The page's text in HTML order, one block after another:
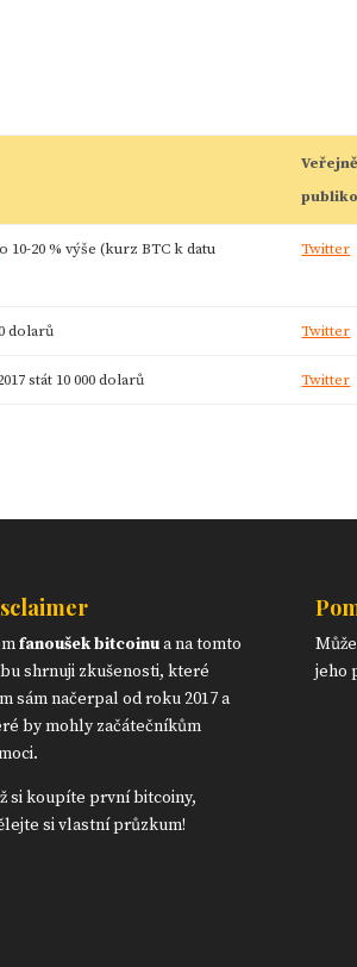
Veřejně
o 10-20 % výše (kurz BTC k datu
Twitter
dolarů Twitter
stát 10 000 dolarů Twitter
fanoušek bitcoinua na tomto
shrnuji zkušenosti, které
sám načerpal od roku 2017 a
by mohly začátečníkům
si koupíte první bitcoiny,
si vlastní průzkum!
jeho